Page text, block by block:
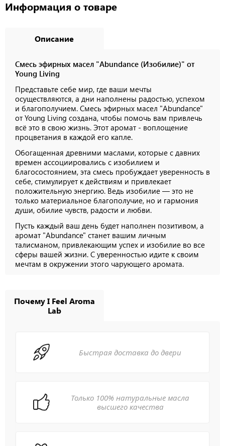
Информация о товаре
Описание
Смесь эфирных масел "Abundance (Изобилие)" от
Young Living
Представьте себе мир, где ваши мечты
осуществляются, а дни наполнены радостью, успехом
и благополучием. Смесь эфирных масел "Abundance"
от Young Living создана, чтобы помочь вам привлечь
всё это в свою жизнь. Этот аромат - воплощение
процветания в каждой его капле.
Обогащенная древними маслами, которые с давних
времен ассоциировались с изобилием и
благосостоянием, эта смесь пробуждает уверенность в
себе, стимулирует к действиям и привлекает
положительную энергию. Ведь изобилие — это не
только материальное благополучие, но и гармония
души, обилие чувств, радости и любви.
Пусть каждый ваш день будет наполнен позитивом, а
аромат "Abundance" станет вашим личным
талисманом, привлекающим успех и изобилие во все
сферы вашей жизни. С уверенностью идите к своим
мечтам в окружении этого чарующего аромата.
Почему I Feel Aroma
Lab
Быстрая доставка до двери
Только 100% натуральные масла
высшего качества